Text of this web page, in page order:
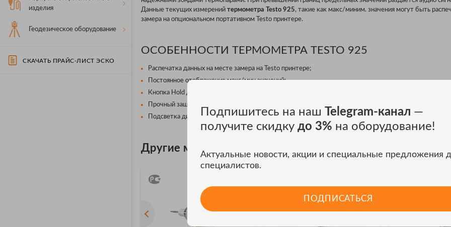
изделия
Геодезическое оборудование
СКАЧАТЬ ПРАЙС-ЛИСТ ЭСКО
Данные текущих измерений термометра Testo 925, такие как макс/миним. значения могут быть
замера на опциональном портативном Testo принтере.
ОСОБЕННОСТИ ТЕРМОМЕТРА TESTO 925
Распечатка данных на месте замера на Testo принтере;
Постоянное отображение макс/мин значений;
Кнопка Hold для фиксации измеренного значения на дисплее;
Прочный защитный чехол TopSafe, защищает прибор от грязи и повреждений;
Подсветка дисплея.
Другие модели Testo
Подпишитесь на наш Telegram-канал —
получите скидку до 3% на оборудование!
Актуальные новости, акции и специальные предложения
специалистов.
ПОДПИСАТЬСЯ